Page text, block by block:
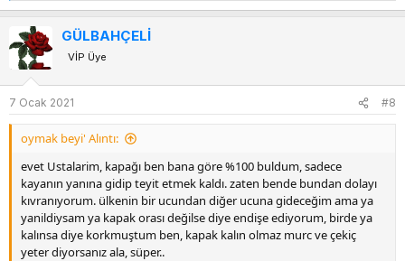
e
k
e
:
GÜLBAHÇELİ
VİP Üye
7 Ocak 2021 #8
oymak beyi' Alıntı:
evet Ustalarim, kapağı ben bana göre %100 buldum, sadece
kayanın yanına gidip teyit etmek kaldı. zaten bende bundan dolayı
kıvranıyorum. ülkenin bir ucundan diğer ucuna gideceğim ama ya
yanildiysam ya kapak orası değilse diye endişe ediyorum, birde ya
kalınsa diye korkmuştum ben, kapak kalın olmaz murc ve çekiç
yeter diyorsanız ala, süper..